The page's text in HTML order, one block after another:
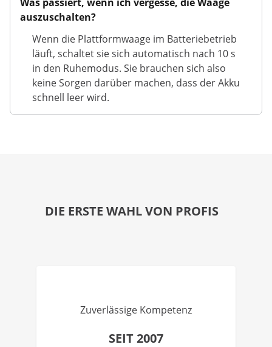
auszuschalten?
Wenn die Plattformwaage im Batteriebetrieb
läuft, schaltet sie sich automatisch nach 10 s
in den Ruhemodus. Sie brauchen sich also
keine Sorgen darüber machen, dass der Akku
schnell leer wird.
DIE ERSTE WAHL VON PROFIS
Zuverlässige Kompetenz
SEIT 2007